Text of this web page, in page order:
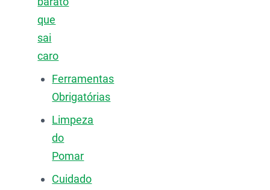
que
sai
caro
Ferramentas
Obrigatórias
Limpeza
do
Pomar
Cuidado